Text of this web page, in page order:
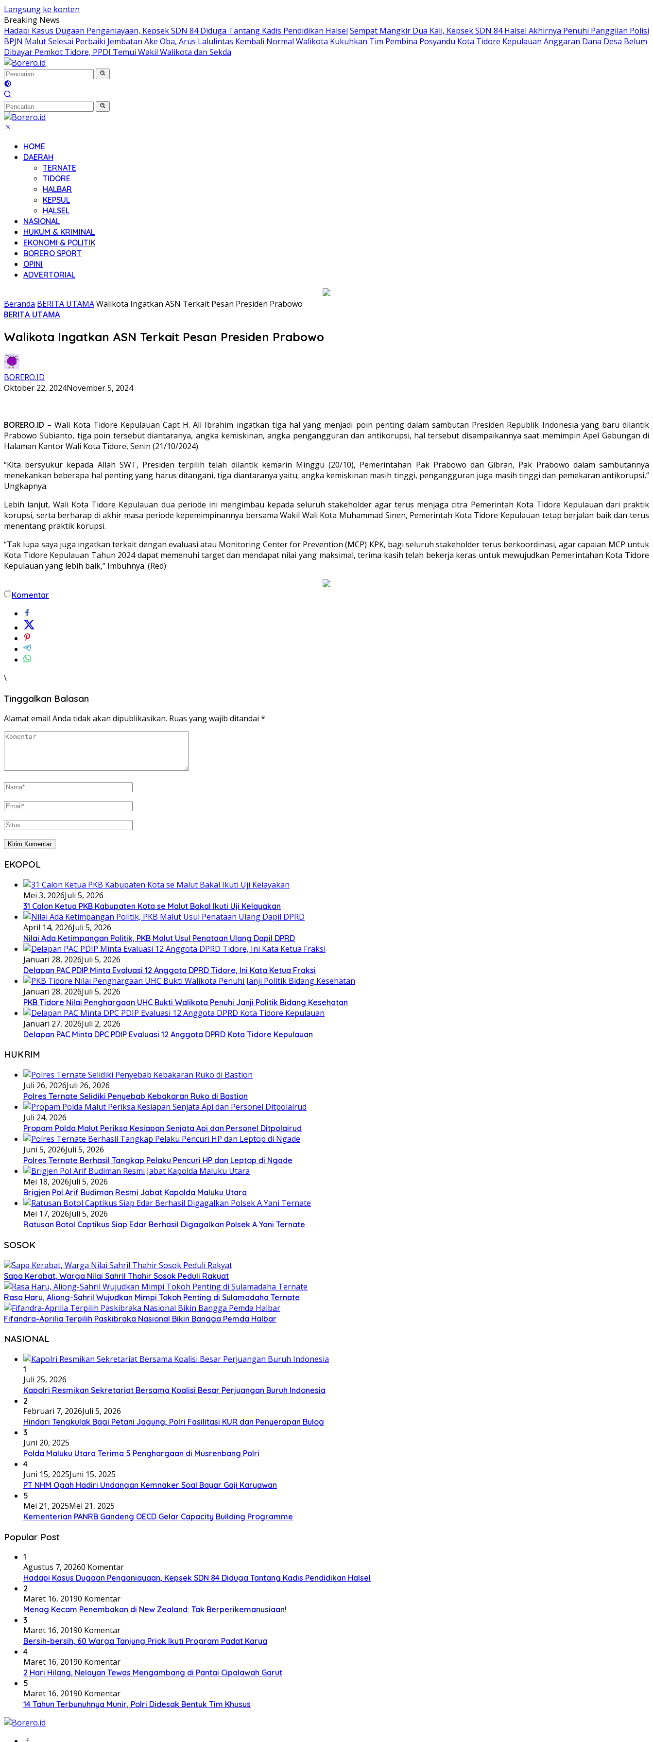
Langsung ke konten
Breaking News
Hadapi Kasus Dugaan Penganiayaan, Kepsek SDN 84 Diduga Tantang Kadis Pendidikan Halsel Sempat Mangkir Dua Kali, Kepsek SDN 84 Halsel Akhirnya Penuhi Panggilan Polisi
BPJN Malut Selesai Perbaiki Jembatan Ake Oba, Arus Lalulintas Kembali Normal Walikota Kukuhkan Tim Pembina Posyandu Kota Tidore Kepulauan Anggaran Dana Desa Belum
Dibayar Pemkot Tidore, PPDI Temui Wakil Walikota dan Sekda
HOME
DAERAH
TERNATE
TIDORE
HALBAR
KEPSUL
HALSEL
NASIONAL
HUKUM & KRIMINAL
EKONOMI & POLITIK
BORERO SPORT
OPINI
ADVERTORIAL
Beranda BERITA UTAMAWalikota Ingatkan ASN Terkait Pesan Presiden Prabowo
BERITA UTAMA
Walikota Ingatkan ASN Terkait Pesan Presiden Prabowo
BORERO.ID
Oktober 22, 2024November 5, 2024
BORERO.ID – Wali Kota Tidore Kepulauan Capt H. Ali Ibrahim ingatkan tiga hal yang menjadi poin penting dalam sambutan Presiden Republik Indonesia yang baru dilantik
Prabowo Subianto, tiga poin tersebut diantaranya, angka kemiskinan, angka pengangguran dan antikorupsi, hal tersebut disampaikannya saat memimpin Apel Gabungan di
Halaman Kantor Wali Kota Tidore, Senin (21/10/2024).
“Kita bersyukur kepada Allah SWT, Presiden terpilih telah dilantik kemarin Minggu (20/10), Pemerintahan Pak Prabowo dan Gibran, Pak Prabowo dalam sambutannya
menekankan beberapa hal penting yang harus ditangani, tiga diantaranya yaitu; angka kemiskinan masih tinggi, pengangguran juga masih tinggi dan pemekaran antikorupsi,”
Ungkapnya.
Lebih lanjut, Wali Kota Tidore Kepulauan dua periode ini mengimbau kepada seluruh stakeholder agar terus menjaga citra Pemerintah Kota Tidore Kepulauan dari praktik
korupsi, serta berharap di akhir masa periode kepemimpinannya bersama Wakil Wali Kota Muhammad Sinen, Pemerintah Kota Tidore Kepulauan tetap berjalan baik dan terus
menentang praktik korupsi.
“Tak lupa saya juga ingatkan terkait dengan evaluasi atau Monitoring Center for Prevention (MCP) KPK, bagi seluruh stakeholder terus berkoordinasi, agar capaian MCP untuk
Kota Tidore Kepulauan Tahun 2024 dapat memenuhi target dan mendapat nilai yang maksimal, terima kasih telah bekerja keras untuk mewujudkan Pemerintahan Kota Tidore
Kepulauan yang lebih baik,” Imbuhnya. (Red)
Komentar
\
Tinggalkan Balasan
Alamat email Anda tidak akan dipublikasikan. Ruas yang wajib ditandai *
EKOPOL
Mei 3, 2026Juli 5, 2026
31 Calon Ketua PKB Kabupaten Kota se Malut Bakal Ikuti Uji Kelayakan
April 14, 2026Juli 5, 2026
Nilai Ada Ketimpangan Politik, PKB Malut Usul Penataan Ulang Dapil DPRD
Januari 28, 2026Juli 5, 2026
Delapan PAC PDIP Minta Evaluasi 12 Anggota DPRD Tidore, Ini Kata Ketua Fraksi
Januari 28, 2026Juli 5, 2026
PKB Tidore Nilai Penghargaan UHC Bukti Walikota Penuhi Janji Politik Bidang Kesehatan
Januari 27, 2026Juli 2, 2026
Delapan PAC Minta DPC PDIP Evaluasi 12 Anggota DPRD Kota Tidore Kepulauan
HUKRIM
Juli 26, 2026Juli 26, 2026
Polres Ternate Selidiki Penyebab Kebakaran Ruko di Bastion
Juli 24, 2026
Propam Polda Malut Periksa Kesiapan Senjata Api dan Personel Ditpolairud
Juni 5, 2026Juli 5, 2026
Polres Ternate Berhasil Tangkap Pelaku Pencuri HP dan Leptop di Ngade
Mei 18, 2026Juli 5, 2026
Brigjen Pol Arif Budiman Resmi Jabat Kapolda Maluku Utara
Mei 17, 2026Juli 5, 2026
Ratusan Botol Captikus Siap Edar Berhasil Digagalkan Polsek A Yani Ternate
SOSOK
Sapa Kerabat, Warga Nilai Sahril Thahir Sosok Peduli Rakyat
Rasa Haru, Aliong-Sahril Wujudkan Mimpi Tokoh Penting di Sulamadaha Ternate
Fifandra-Aprilia Terpilih Paskibraka Nasional Bikin Bangga Pemda Halbar
NASIONAL
1
Juli 25, 2026
Kapolri Resmikan Sekretariat Bersama Koalisi Besar Perjuangan Buruh Indonesia
2
Februari 7, 2026Juli 5, 2026
Hindari Tengkulak Bagi Petani Jagung, Polri Fasilitasi KUR dan Penyerapan Bulog
3
Juni 20, 2025
Polda Maluku Utara Terima 5 Penghargaan di Musrenbang Polri
4
Juni 15, 2025Juni 15, 2025
PT NHM Ogah Hadiri Undangan Kemnaker Soal Bayar Gaji Karyawan
5
Mei 21, 2025Mei 21, 2025
Kementerian PANRB Gandeng OECD Gelar Capacity Building Programme
Popular Post
1
Agustus 7, 20260 Komentar
Hadapi Kasus Dugaan Penganiayaan, Kepsek SDN 84 Diduga Tantang Kadis Pendidikan Halsel
2
Maret 16, 20190 Komentar
Menag Kecam Penembakan di New Zealand: Tak Berperikemanusiaan!
3
Maret 16, 20190 Komentar
Bersih-bersih, 60 Warga Tanjung Priok Ikuti Program Padat Karya
4
Maret 16, 20190 Komentar
2 Hari Hilang, Nelayan Tewas Mengambang di Pantai Cipalawah Garut
5
Maret 16, 20190 Komentar
14 Tahun Terbunuhnya Munir, Polri Didesak Bentuk Tim Khusus